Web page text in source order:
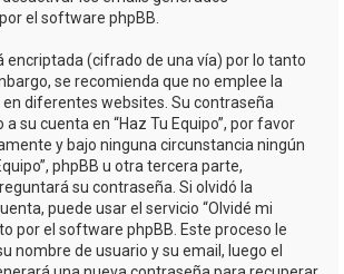
el software phpBB.
encriptada (cifrado de una vía) por lo tanto
se recomienda que no emplee la
diferentes websites. Su contraseña
su cuenta en “Haz Tu Equipo”, por favor
y bajo ninguna circunstancia ningún
phpBB u otra tercera parte,
su contraseña. Si olvidó la
puede usar el servicio “Olvidé mi
por el software phpBB. Este proceso le
nombre de usuario y su email, luego el